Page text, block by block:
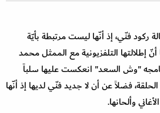
ركود فنّي، إذ أنّها ليست مرتبطة بأيّة
إطلالتها التلفزيونية مع الممثل محمد
"وش السعد" انعكست عليها سلباً
فضلاً عن أن لا جديد فنّي لديها إذ أنّها
وألحانها.